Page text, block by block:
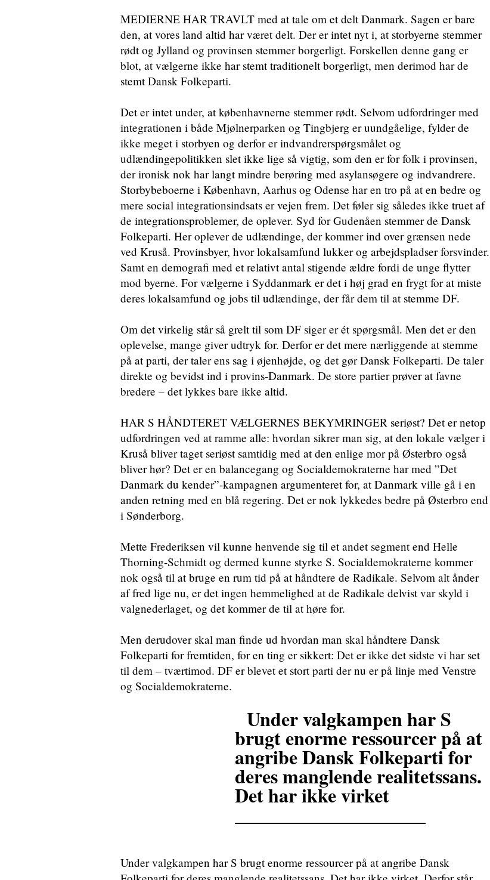
MEDIERNE HAR TRAVLT med at tale om et delt Danmark. Sagen er bare
den, at vores land altid har været delt. Der er intet nyt i, at storbyerne stemmer
rødt og Jylland og provinsen stemmer borgerligt. Forskellen denne gang er
blot, at vælgerne ikke har stemt traditionelt borgerligt, men derimod har de
stemt Dansk Folkeparti.
Det er intet under, at københavnerne stemmer rødt. Selvom udfordringer med
integrationen i både Mjølnerparken og Tingbjerg er uundgåelige, fylder de
ikke meget i storbyen og derfor er indvandrerspørgsmålet og
udlændingepolitikken slet ikke lige så vigtig, som den er for folk i provinsen,
der ironisk nok har langt mindre berøring med asylansøgere og indvandrere.
Storbybeboerne i København, Aarhus og Odense har en tro på at en bedre og
mere social integrationsindsats er vejen frem. Det føler sig således ikke truet af
de integrationsproblemer, de oplever. Syd for Gudenåen stemmer de Dansk
Folkeparti. Her oplever de udlændinge, der kommer ind over grænsen nede
ved Kruså. Provinsbyer, hvor lokalsamfund lukker og arbejdspladser forsvinder.
Samt en demografi med et relativt antal stigende ældre fordi de unge flytter
mod byerne. For vælgerne i Syddanmark er det i høj grad en frygt for at miste
deres lokalsamfund og jobs til udlændinge, der får dem til at stemme DF.
Om det virkelig står så grelt til som DF siger er ét spørgsmål. Men det er den
oplevelse, mange giver udtryk for. Derfor er det mere nærliggende at stemme
på at parti, der taler ens sag i øjenhøjde, og det gør Dansk Folkeparti. De taler
direkte og bevidst ind i provins-Danmark. De store partier prøver at favne
bredere – det lykkes bare ikke altid.
HAR S HÅNDTERET VÆLGERNES BEKYMRINGER seriøst? Det er netop
udfordringen ved at ramme alle: hvordan sikrer man sig, at den lokale vælger i
Kruså bliver taget seriøst samtidig med at den enlige mor på Østerbro også
bliver hør? Det er en balancegang og Socialdemokraterne har med ”Det
Danmark du kender”-kampagnen argumenteret for, at Danmark ville gå i en
anden retning med en blå regering. Det er nok lykkedes bedre på Østerbro end
i Sønderborg.
Mette Frederiksen vil kunne henvende sig til et andet segment end Helle
Thorning-Schmidt og dermed kunne styrke S. Socialdemokraterne kommer
nok også til at bruge en rum tid på at håndtere de Radikale. Selvom alt ånder
af fred lige nu, er det ingen hemmelighed at de Radikale delvist var skyld i
valgnederlaget, og det kommer de til at høre for.
Men derudover skal man finde ud hvordan man skal håndtere Dansk
Folkeparti for fremtiden, for en ting er sikkert: Det er ikke det sidste vi har set
til dem – tværtimod. DF er blevet et stort parti der nu er på linje med Venstre
og Socialdemokraterne.
Under valgkampen har S
brugt enorme ressourcer på at
angribe Dansk Folkeparti for
deres manglende realitetssans.
Det har ikke virket
Under valgkampen har S brugt enorme ressourcer på at angribe Dansk